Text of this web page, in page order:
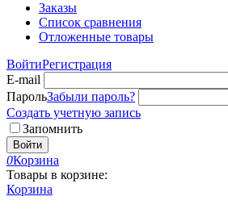
Заказы
Список сравнения
Отложенные товары
ВойтиРегистрация
E-mail
ПарольЗабыли пароль?
Создать учетную запись
Запомнить
Войти
0Корзина
Товары в корзине:
Корзина